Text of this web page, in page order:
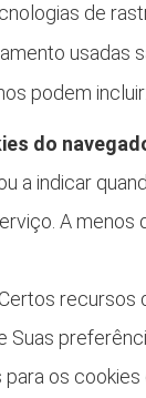
de
usadas
podem incluir:
do
a indicar
A menos
Certos recursos
Suas
para os